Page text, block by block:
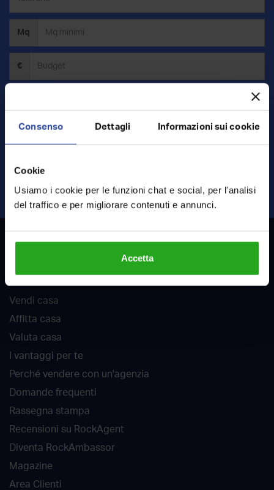
Consenso Dettagli Informazioni sui cookie
Cookie
Usiamo i cookie per le funzioni chat e social, per l'analisi
del traffico e per migliorare contenuti e annunci.
Accetta
Mq
€
Ho letto e accetto
Vendi casa
Affitta casa
Valuta casa
I vantaggi per te
Perché vendere con un'agenzia
Domande frequenti
Rassegna stampa
Recensioni su RockAgent
Diventa RockAmbassor
Magazine
Area Clienti